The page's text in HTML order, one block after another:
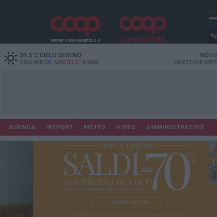
31.5°CCIELO SERENO
OGGI MIN 24° MAX 31.5° A BARI DIRETTORE
AGENDA IREPORT METEO VIDEO AMMINISTRATIVE